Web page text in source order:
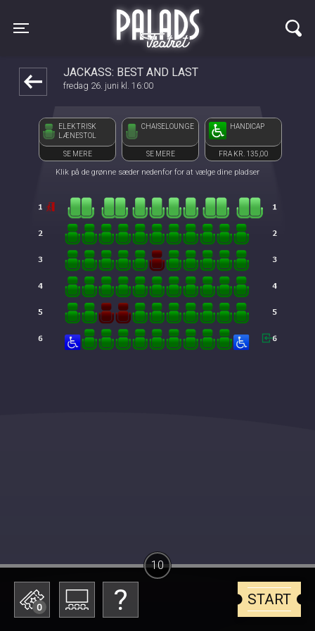
Toggle navigation
Palads Teatret
JACKASS: BEST AND LAST
fredag 26. juni kl. 16:00
ELEKTRISK
LÆNESTOL
SE MERE
CHAISELOUNGE
SE MERE
HANDICAP
FRA KR. 135,00
Klik på de grønne sæder nedenfor for at vælge dine pladser
0 START
10
front05-temp 044238